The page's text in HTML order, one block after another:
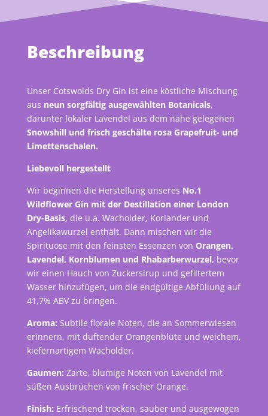
Beschreibung
Unser Cotswolds Dry Gin ist eine köstliche Mischung
aus neun sorgfältig ausgewählten Botanicals,
darunter lokaler Lavendel aus dem nahe gelegenen
Snowshill und frisch geschälte rosa Grapefruit- und
Limettenschalen.
Liebevoll hergestellt
Wir beginnen die Herstellung unseres No.1
Wildflower Gin mit der Destillation einer London
Dry-Basis, die u.a. Wacholder, Koriander und
Angelikawurzel enthält. Dann mischen wir die
Spirituose mit den feinsten Essenzen von Orangen,
Lavendel, Kornblumen und Rhabarberwurzel, bevor
wir einen Hauch von Zuckersirup und gefiltertem
Wasser hinzufügen, um die endgültige Abfüllung auf
41,7% ABV zu bringen.
Aroma: Subtile florale Noten, die an Sommerwiesen
erinnern, mit duftender Orangenblüte und weichem,
kiefernartigem Wacholder.
Gaumen: Zarte, blumige Noten von Lavendel mit
süßen Ausbrüchen von frischer Orange.
Finish: Erfrischend trocken, sauber und ausgewogen